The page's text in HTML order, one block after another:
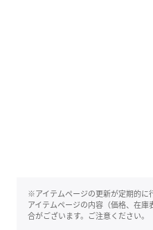
※アイテムページの更新が定期的に
アイテムページの内容（価格、在
合がございます。ご注意ください。